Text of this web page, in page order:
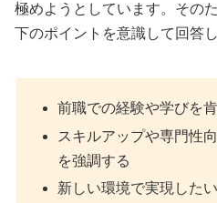
極めようとしています。その
下のポイントを意識して回答
前職での経験や学びを
スキルアップや専門性
を強調する
新しい環境で実現した